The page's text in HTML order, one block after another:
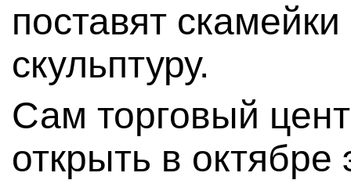
поставят
скульптуру.
Сам торговый
открыть в октябре